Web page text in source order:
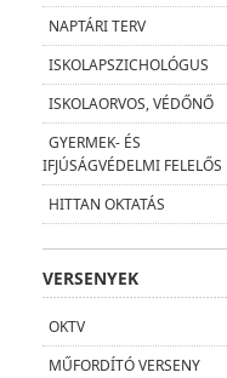
NAPTÁRI TERV
ISKOLAPSZICHOLÓGUS
ISKOLAORVOS, VÉDŐNŐ
GYERMEK- ÉS
IFJÚSÁGVÉDELMI FELELŐS
HITTAN OKTATÁS
VERSENYEK
OKTV
MŰFORDÍTÓ VERSENY